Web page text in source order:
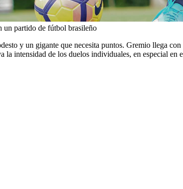
un partido de fútbol brasileño
y un gigante que necesita puntos. Gremio llega
la intensidad de los duelos individuales, en especial